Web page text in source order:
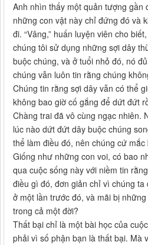
Anh nhìn thấy một quản tượng gần
những con vật này chỉ đứng đó và
đi. “Vâng,” huấn luyện viên cho
chúng tôi sử dụng những sợi dây
buộc chúng, và ở tuổi nhỏ đó, nó
chúng vẫn luôn tin rằng chúng
Chúng tin rằng sợi dây vẫn có thể
không bao giờ cố gắng để dứt đứt
Chàng trai đã vô cùng ngạc nhiên.
lúc nào dứt đứt dây buộc chúng
thể làm điều đó, nên chúng cứ mắc
Giống như những con voi, có bao
qua cuộc sống này với niềm tin
điều gì đó, đơn giản chỉ vì chúng
ở một lần trước đó, và mãi bị
trong cả một đời?
Thất bại chỉ là một bài học của
phải vì số phận bạn là thất bại. Mà